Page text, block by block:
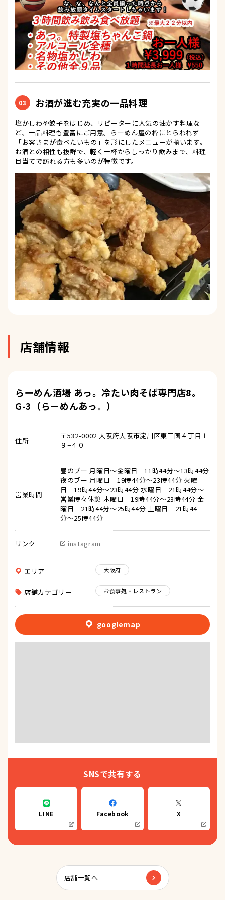
03 お酒が進む充実の一品料理
塩かしわや餃子をはじめ、リピーターに人気の油かす料理な
ど、一品料理も豊富にご用意。らーめん屋の枠にとらわれず
「お客さまが食べたいもの」を形にしたメニューが揃います。
お酒との相性も抜群で、軽く一杯からしっかり飲みまで、料理
目当てで訪れる方も多いのが特徴です。
店舗情報
らーめん酒場 あっ。冷たい肉そば専門店8。
G-3（らーめんあっ。）
住所
〒532-0002 大阪府大阪市淀川区東三国４丁目１
９−４０
営業時間
昼のブー 月曜日〜金曜日 11時44分〜13時44分
夜のブー 月曜日 19時44分〜23時44分 火曜
日 19時44分〜23時44分 水曜日 21時44分〜
営業時々休憩 木曜日 19時44分〜23時44分 金
曜日 21時44分〜25時44分 土曜日 21時44
分〜25時44分
リンク instagram
エリア 大阪府
店舗カテゴリー お食事処・レストラン
googlemap
SNSで共有する
LINE Facebook X
店舗一覧へ